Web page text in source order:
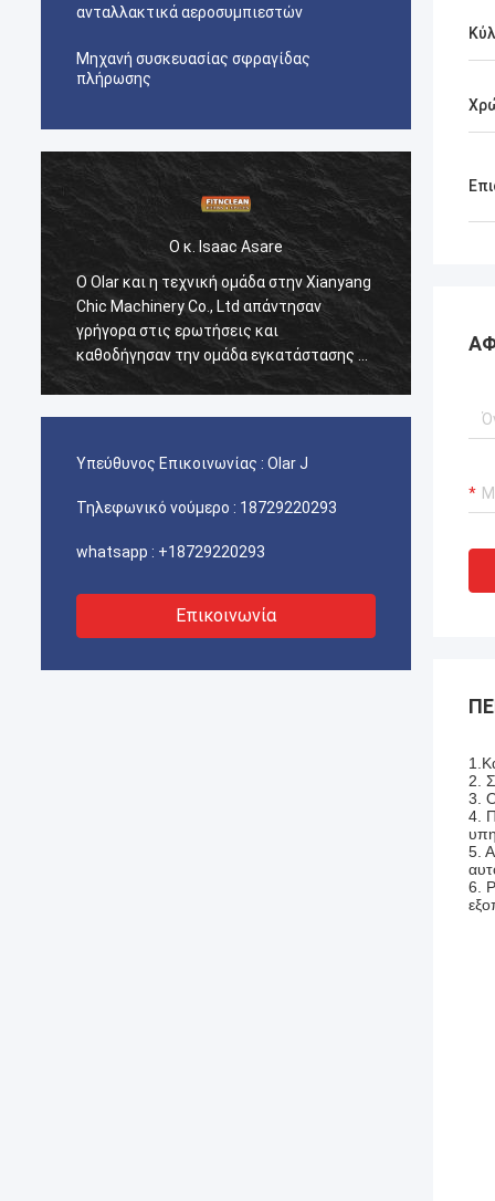
ανταλλακτικά αεροσυμπιεστών
Μηχανή συσκευασίας σφραγίδας
πλήρωσης
Ο κ. Isaac Asare
Ο Olar και η τεχνική ομάδα στην Xianyang
Chic Machinery Co., Ltd απάντησαν
γρήγορα στις ερωτήσεις και
καθοδήγησαν την ομάδα εγκατάστασης σε
όλη τη διαδικασία. Στο τέλος, το
αγορά.
Υπεύθυνος Επικοινωνίας : Olar J
Τηλεφωνικό νούμερο : 18729220293
whatsapp : +18729220293
Επικοινωνία
1.
2.
3.
4.
5.
6.